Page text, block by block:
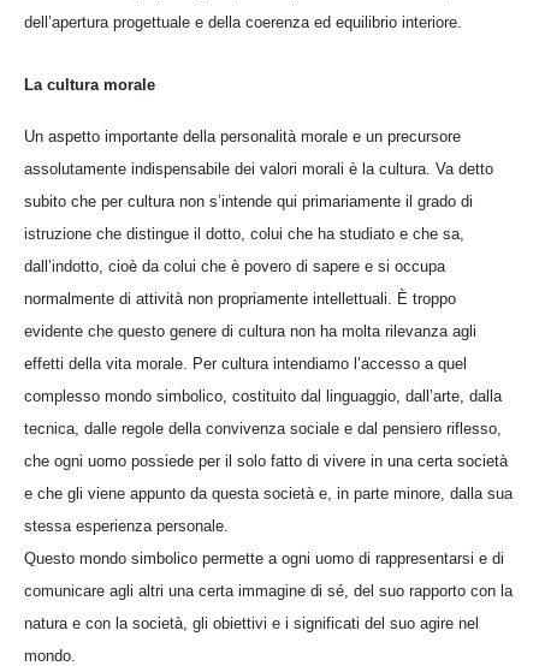
dell’apertura progettuale e della coerenza ed equilibrio interiore.
La cultura morale
Un aspetto importante della personalità morale e un precursore
assolutamente indispensabile dei valori morali è la cultura. Va detto
subito che per cultura non s’intende qui primariamente il grado di
istruzione che distingue il dotto, colui che ha studiato e che sa,
dall’indotto, cioè da colui che è povero di sapere e si occupa
normalmente di attività non propriamente intellettuali. È troppo
evidente che questo genere di cultura non ha molta rilevanza agli
effetti della vita morale. Per cultura intendiamo l’accesso a quel
complesso mondo simbolico, costituito dal linguaggio, dall’arte, dalla
tecnica, dalle regole della convivenza sociale e dal pensiero riflesso,
che ogni uomo possiede per il solo fatto di vivere in una certa società
e che gli viene appunto da questa società e, in parte minore, dalla sua
stessa esperienza personale.
Questo mondo simbolico permette a ogni uomo di rappresentarsi e di
comunicare agli altri una certa immagine di sé, del suo rapporto con la
natura e con la società, gli obiettivi e i significati del suo agire nel
mondo.